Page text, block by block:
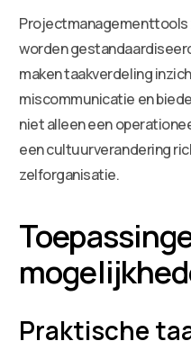
Projectmanagementtools
worden
maken taakverdeling
miscommunicatie en
niet alleen een
een cultuurverandering
zelforganisatie.
Praktische